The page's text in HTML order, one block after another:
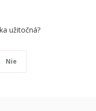
užitočná?
Nie